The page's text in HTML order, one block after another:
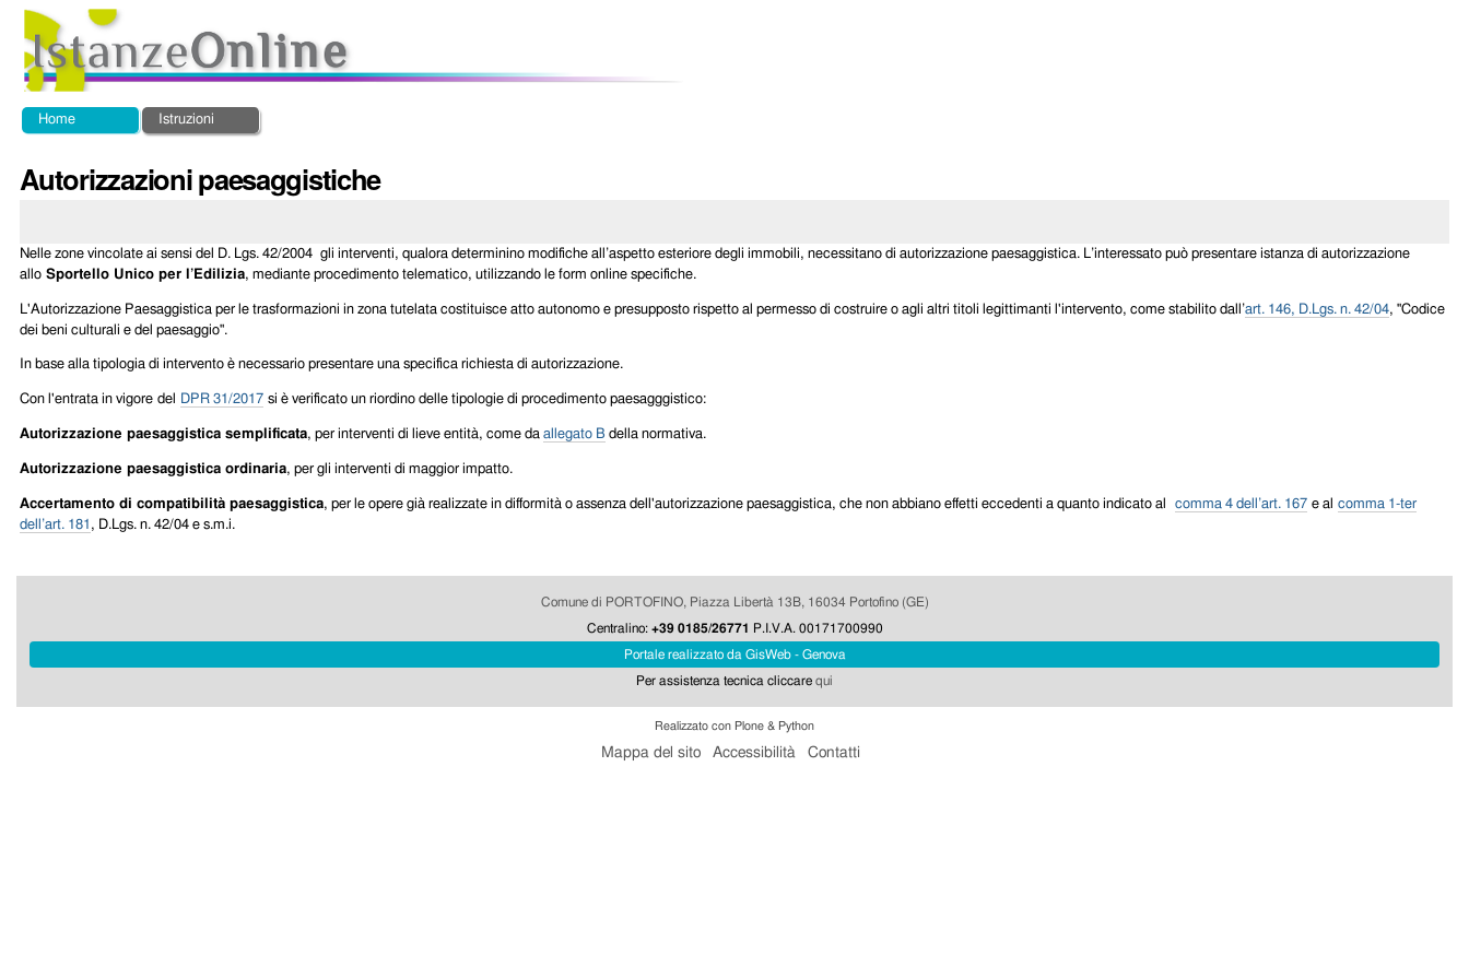
Salta
contenuti.
Salta
alla
navigazione
Strumenti
personali
Sezioni
Home Istruzioni
Autorizzazioni paesaggistiche
Nelle zone vincolate ai sensi del D. Lgs. 42/2004 gli interventi, qualora determinino modifiche all’aspetto esteriore degli immobili, necessitano di autorizzazione paesaggistica. L’interessato può presentare istanza di autorizzazione
alloSportello Unico per l’Edilizia, mediante procedimento telematico, utilizzando le form online specifiche.
L'Autorizzazione Paesaggistica per le trasformazioni in zona tutelata costituisce atto autonomo e presupposto rispetto al permesso di costruire o agli altri titoli legittimanti l'intervento, come stabilito dall’art. 146, D.Lgs. n. 42/04, "Codice
dei beni culturali e del paesaggio".
In base alla tipologia di intervento è necessario presentare una specifica richiesta di autorizzazione.
Con l'entrata in vigoredel DPR 31/2017 si è verificato un riordino delle tipologie di procedimento paesagggistico:
Autorizzazione paesaggistica semplificata, per interventi di lieve entità, come daallegato B della normativa.
Autorizzazione paesaggistica ordinaria, per gli interventi di maggior impatto.
Accertamento di compatibilità paesaggistica, per le opere già realizzate in difformità o assenza dell'autorizzazione paesaggistica, che non abbiano effetti eccedenti a quanto indicato al comma 4 dell’art. 167 e alcomma 1-ter
dell’art. 181 , D.Lgs. n. 42/04 e s.m.i.
Comune di PORTOFINO, Piazza Libertà 13B, 16034 Portofino (GE)
Centralino: +39 0185/26771 P.I.V.A. 00171700990
Portale realizzato da GisWeb - Genova
Per assistenza tecnica cliccare qui
Realizzato con Plone & Python
Mappa del sito Accessibilità Contatti